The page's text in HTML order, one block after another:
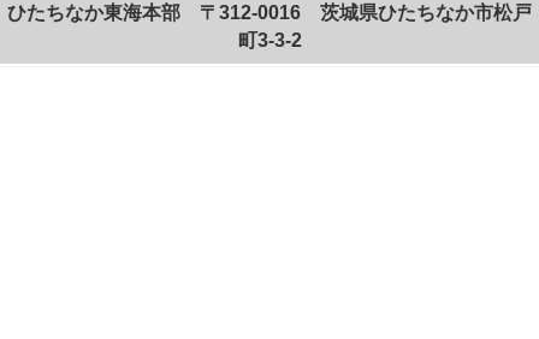
ひたちなか東海本部 〒312-0016 茨城県ひたちなか市松戸
町3-3-2